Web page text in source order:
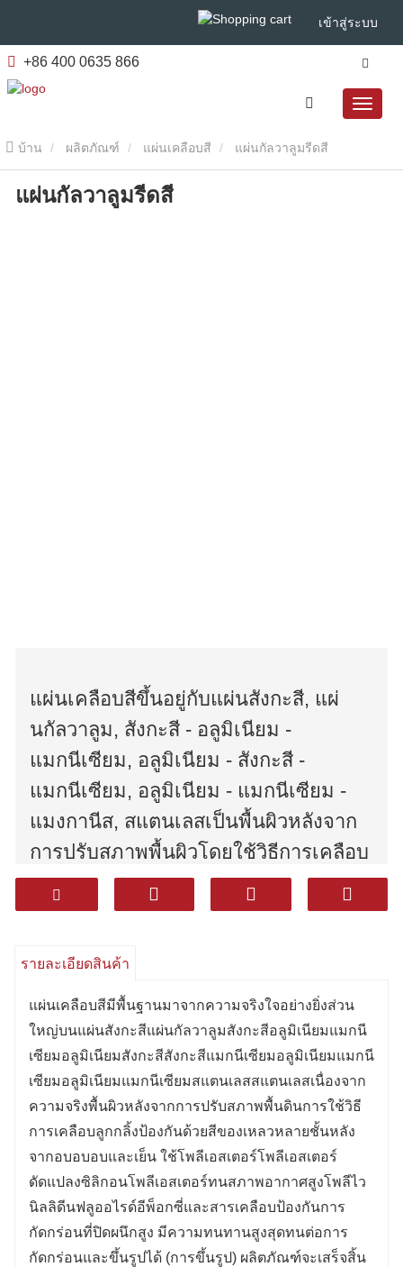
เข้าสู่ระบบ
+86 400 0635 866
บ้าน ผลิตภัณฑ์ แผ่นเคลือบสี แผ่นกัลวาลูมรีดสี
แผ่นกัลวาลูมรีดสี
แผ่นเคลือบสีขึ้นอยู่กับแผ่นสังกะสี, แผ่
นกัลวาลูม, สังกะสี - อลูมิเนียม -
แมกนีเซียม, อลูมิเนียม - สังกะสี -
แมกนีเซียม, อลูมิเนียม - แมกนีเซียม -
แมงกานีส, สแตนเลสเป็นพื้นผิวหลังจาก
การปรับสภาพพื้นผิวโดยใช้วิธีการเคลือบ
ลูกกลิ้งเคลือบด้วยสีของเหลวหลายชั้น
หลังจากอบอบอบและเย็น ใช้
นโพลีเอสเตอร์ทนสภาพอากาศสูงโพลีไว
นิลลิดีนฟลูออไรด์อีพ็อกซี่และสารเคลือบ
ป้องกันการกัดกร่อนที่ปิดผนึกสูง มีความ
ทนทานที่ดีเยี่ยมทนต่อการกัดกร่อนและ
ขึ้นรูปได้ดีเยี่ยม (การขึ้นรูป) ผลิตภัณฑ์ที่
ใช้กันอย่างแพร่หลายในเครื่องใช้ในครัว
เรือนการตกแต่งการก่อสร้างยานยนต์
และอุตสาหกรรมอื่น ๆ
รายละเอียดสินค้า
แผ่นเคลือบสีมีพื้นฐานมาจากความจริงใจอย่างยิ่งส่วน
ใหญ่บนแผ่นสังกะสีแผ่นกัลวาลูมสังกะสีอลูมิเนียมแมกนี
เซียมอลูมิเนียมสังกะสีสังกะสีแมกนีเซียมอลูมิเนียมแมกนี
เซียมอลูมิเนียมแมกนีเซียมสแตนเลสสแตนเลสเนื่องจาก
ความจริงพื้นผิวหลังจากการปรับสภาพพื้นดินการใช้วิธี
การเคลือบลูกกลิ้งป้องกันด้วยสีของเหลวหลายชั้นหลัง
จากอบอบอบและเย็น ใช้โพลีเอสเตอร์โพลีเอสเตอร์
ดัดแปลงซิลิกอนโพลีเอสเตอร์ทนสภาพอากาศสูงโพลีไว
นิลลิดีนฟลูออไรด์อีพ็อกซี่และสารเคลือบป้องกันการ
กัดกร่อนที่ปิดผนึกสูง มีความทนทานสูงสุดทนต่อการ
กัดกร่อนและขึ้นรูปได้ (การขึ้นรูป) ผลิตภัณฑ์จะเสร็จสิ้น